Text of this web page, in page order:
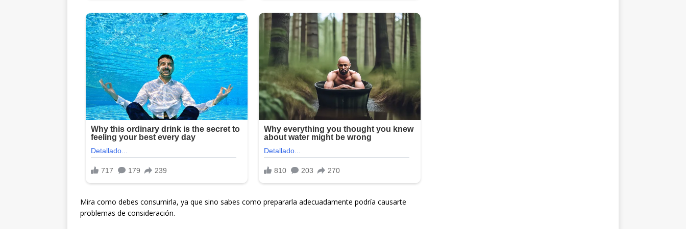
Mira como debes consumirla, ya que sino sabes como prepararla adecuadamente podría causarte
problemas de consideración.